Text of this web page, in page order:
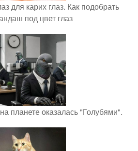
для карих глаз. Как подобрать
под цвет глаз
планете оказалась "Голубями".